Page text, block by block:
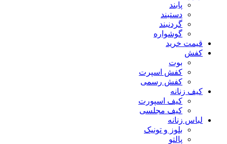
پابند
دستبند
گردنبند
گوشواره
قیمت خرید
کفش
بوت
کفش اسپرت
کفش رسمی
کیف زنانه
کیف اسپورت
کیف مجلسی
لباس زنانه
بلوز و تونیک
پالتو